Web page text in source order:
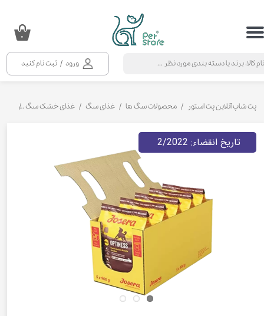
ورود / ثبت نام کنید
حساب کاربری من
خروج از حساب کاربری
۰
پت شاپ آنلاین پت استور محصولات سگ ها غذای سگ غذای خشک سگ
تاریخ انقضاء: 2/2022